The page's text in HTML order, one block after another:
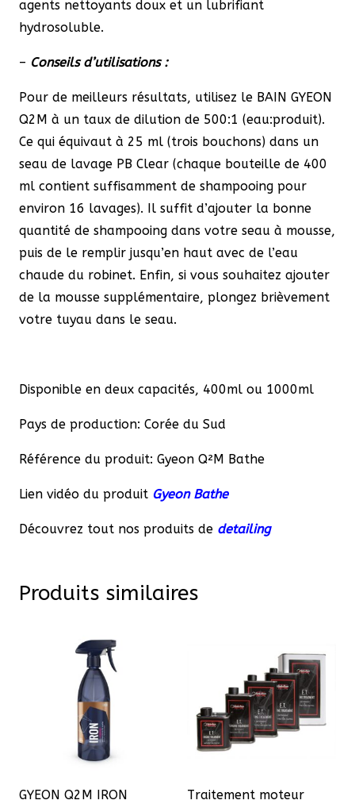
agents nettoyants doux et un lubrifiant
hydrosoluble.
– Conseils d’utilisations :
Pour de meilleurs résultats, utilisez le BAIN GYEON
Q2M à un taux de dilution de 500:1 (eau:produit).
Ce qui équivaut à 25 ml (trois bouchons) dans un
seau de lavage PB Clear (chaque bouteille de 400
ml contient suffisamment de shampooing pour
environ 16 lavages). Il suffit d’ajouter la bonne
quantité de shampooing dans votre seau à mousse,
puis de le remplir jusqu’en haut avec de l’eau
chaude du robinet. Enfin, si vous souhaitez ajouter
de la mousse supplémentaire, plongez brièvement
votre tuyau dans le seau.
Disponible en deux capacités, 400ml ou 1000ml
Pays de production: Corée du Sud
Référence du produit: Gyeon Q²M Bathe
Lien vidéo du produit Gyeon Bathe
Découvrez tout nos produits de detailing
Produits similaires
GYEON Q2M IRON
Traitement moteur